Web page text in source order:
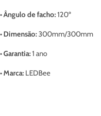
• Ângulo de facho:120º
• Dimensão:300mm/300mm
• Garantia:1 ano
• Marca: LEDBee